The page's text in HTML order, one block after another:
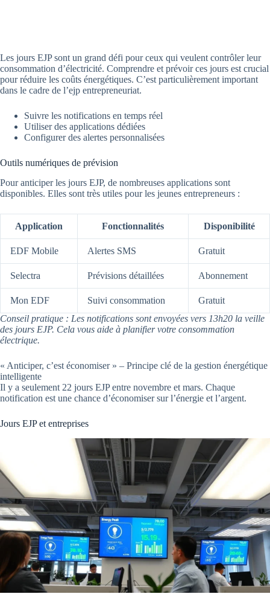
Les jours EJP sont un grand défi pour ceux qui veulent contrôler leur
consommation d’électricité. Comprendre et prévoir ces jours est crucial
pour réduire les coûts énergétiques. C’est particulièrement important
dans le cadre de l’ejp entrepreneuriat.
Suivre les notifications en temps réel
Utiliser des applications dédiées
Configurer des alertes personnalisées
Outils numériques de prévision
Pour anticiper les jours EJP, de nombreuses applications sont
disponibles. Elles sont très utiles pour les jeunes entrepreneurs :
Application Fonctionnalités Disponibilité
EDF Mobile Alertes SMS Gratuit
Selectra Prévisions détaillées Abonnement
Mon EDF Suivi consommation
Gratuit
Conseil pratique : Les notifications sont envoyées vers 13h20 la veille
des jours EJP. Cela vous aide à planifier votre consommation
électrique.
« Anticiper, c’est économiser » – Principe clé de la gestion énergétique
intelligente
Il y a seulement 22 jours EJP entre novembre et mars. Chaque
notification est une chance d’économiser sur l’énergie et l’argent.
Jours EJP et entreprises